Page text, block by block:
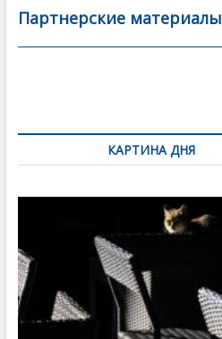
b
o
er l
а
в
Партнерские материалы
по
записямКАРТИНА ДНЯ